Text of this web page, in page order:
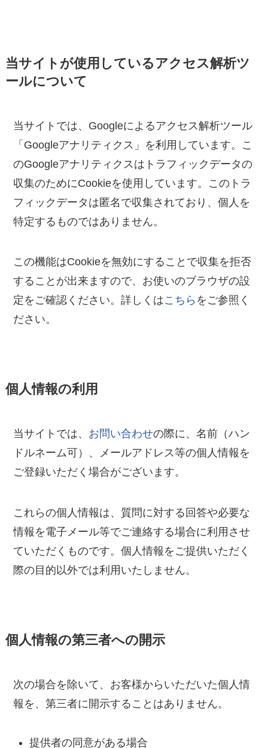
当サイトが使用しているアクセス解析ツ
ールについて
当サイトでは、Googleによるアクセス解析ツール
「Googleアナリティクス」を利用しています。こ
のGoogleアナリティクスはトラフィックデータの
収集のためにCookieを使用しています。このトラ
フィックデータは匿名で収集されており、個人を
特定するものではありません。
この機能はCookieを無効にすることで収集を拒否
することが出来ますので、お使いのブラウザの設
定をご確認ください。詳しくはこちら をご参照く
ださい。
個人情報の利用
当サイトでは、 お問い合わせの際に、名前（ハン
ドルネーム可）、メールアドレス等の個人情報を
ご登録いただく場合がございます。
これらの個人情報は、質問に対する回答や必要な
情報を電子メール等でご連絡する場合に利用させ
ていただくものです。個人情報をご提供いただく
際の目的以外では利用いたしません。
個人情報の第三者への開示
次の場合を除いて、お客様からいただいた個人情
報を、第三者に開示することはありません。
提供者の同意がある場合